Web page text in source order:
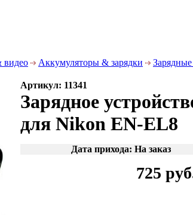
видео Аккумуляторы & зарядки Зарядные
Артикул: 11341
Зарядное
для Nikon EN-EL8
Дата прихода: На заказ
725